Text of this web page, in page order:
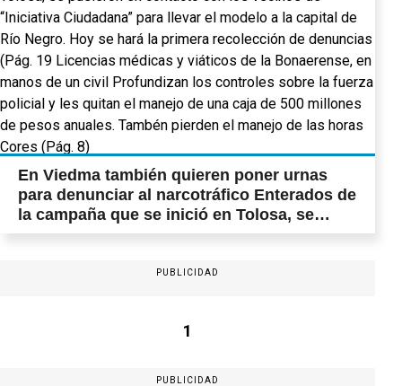
En Viedma también quieren poner urnas
para denunciar al narcotráfico Enterados de
la campaña que se inició en Tolosa, se
pusieron en contacto con los vecinos de
a la capital de Río Negro. Hoy se hará la
Bonaerense, en manos de un civil
policial y les quitan el manejo de una caja
PUBLICIDAD
1
PUBLICIDAD